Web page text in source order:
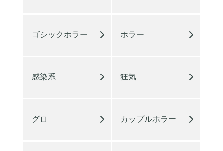
ゴシックホラー ホラー
感染系 狂気
グロ カップルホラー